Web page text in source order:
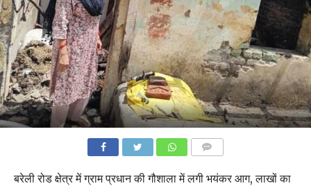
बरेली रोड क्षेत्र में ग्राम प्रधान की गौशाला में लगी भयंकर आग, लाखों का